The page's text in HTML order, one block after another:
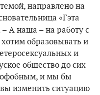
направлено на
«Гэта
– А наша – на работу с
образовывать и
и
общество до сих
и мы бы
изменить ситуацию